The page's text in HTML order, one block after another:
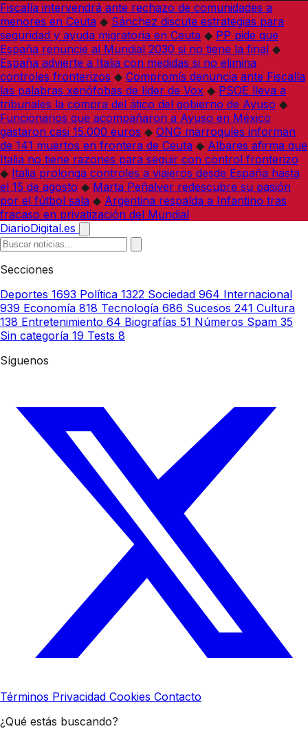
Fiscalía intervendrá ante rechazo de comunidades a
menores en Ceuta ◆ Sánchez discute estrategias para
seguridad y ayuda migratoria en Ceuta ◆ PP pide que
España renuncie al Mundial 2030 si no tiene la final ◆
España advierte a Italia con medidas si no elimina
controles fronterizos ◆ Compromís denuncia ante Fiscalía
las palabras xenófobas de líder de Vox ◆ PSOE lleva a
tribunales la compra del ático del gobierno de Ayuso ◆
Funcionarios que acompañaron a Ayuso en México
gastaron casi 15.000 euros ◆ ONG marroquíes informan
de 141 muertos en frontera de Ceuta ◆ Albares afirma que
Italia no tiene razones para seguir con control fronterizo
◆ Italia prolonga controles a viajeros desde España hasta
el 15 de agosto ◆ Marta Peñalver redescubre su pasión
por el fútbol sala ◆ Argentina respalda a Infantino tras
fracaso en privatización del Mundial
DiarioDigital.es
Secciones
Deportes 1693 Política 1322 Sociedad 964 Internacional
939 Economía 818 Tecnología 686 Sucesos 241 Cultura
138 Entretenimiento 64 Biografías 51 Números Spam 35
Sin categoría 19 Tests 8
Síguenos
Términos Privacidad Cookies Contacto
¿Qué estás buscando?